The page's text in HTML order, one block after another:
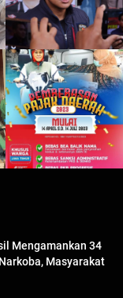
Mengamankan 34
Masyarakat